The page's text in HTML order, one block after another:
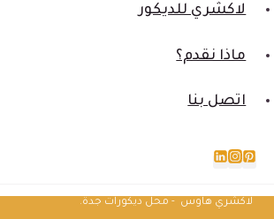
لاكشري للديكور
ماذا نقدم؟
اتصل بنا
لاكشري هاوس - محل ديكورات جدة.